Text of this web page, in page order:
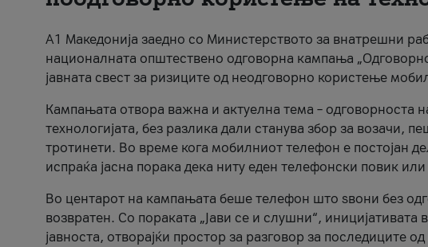
A1 Македонија заедно со Министерството за внатрешни
националната општествено одговорна кампања
јавната свест за ризиците од неодговорно користење
Кампањата отвора важна и актуелна тема – одговорноста
технологијата, без разлика дали станува збор за возачи,
тротинети. Во време кога мобилниот телефон е постојан
испраќа јасна порака дека ниту еден телефонски повик
Во центарот на кампањата беше телефон што ѕвони без
возвратен. Со пораката „Јави се и слушни“,
јавноста, отворајќи простор за разговор за последиците